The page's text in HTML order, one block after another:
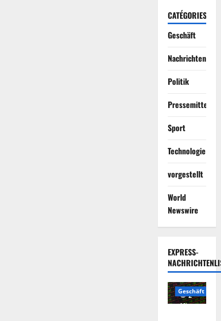
CATÉGORIES
Geschäft
Nachrichten
Politik
Sport
Technologie
vorgestellt
World
Newswire
EXPRESS-
2
Minuten
Geschäft